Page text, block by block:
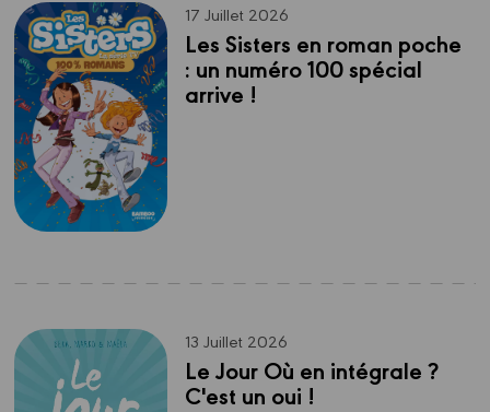
17 Juillet 2026
Les Sisters en roman poche
: un numéro 100 spécial
arrive !
13 Juillet 2026
Le Jour Où en intégrale ?
C'est un oui !